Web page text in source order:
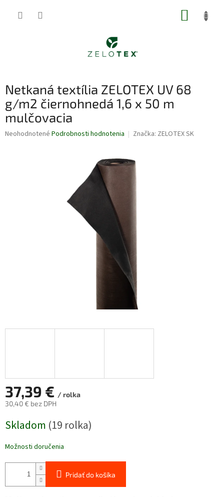
Netkaná textília ZELOTEX UV 68
g/m2 čiernohnedá 1,6 x 50 m
mulčovacia
Priemerné
Neohodnotené Podrobnosti hodnotenia Značka: ZELOTEX SK
37,39 € / rolka
30,40 € bez DPH
cena:
Skladom (19 rolka)
Možnosti doručenia
Pridať do košíka